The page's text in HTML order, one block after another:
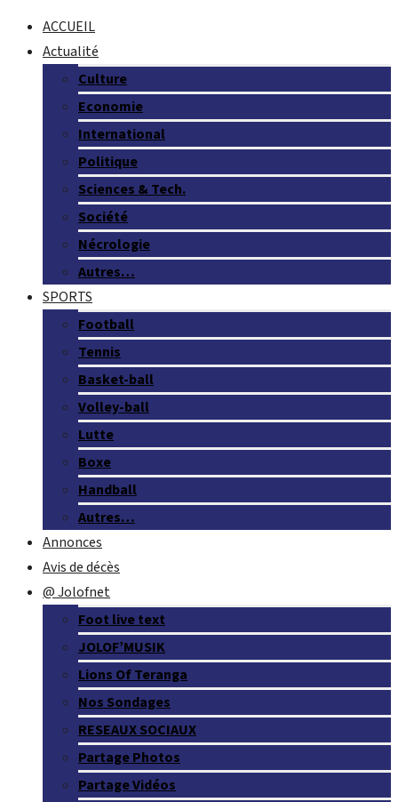
ACCUEIL
Actualité
Culture
Economie
International
Politique
Sciences & Tech.
Société
Nécrologie
Autres…
SPORTS
Football
Tennis
Basket-ball
Volley-ball
Lutte
Boxe
Handball
Autres…
Annonces
Avis de décès
@ Jolofnet
Foot live text
JOLOF’MUSIK
Lions Of Teranga
Nos Sondages
RESEAUX SOCIAUX
Partage Photos
Partage Vidéos